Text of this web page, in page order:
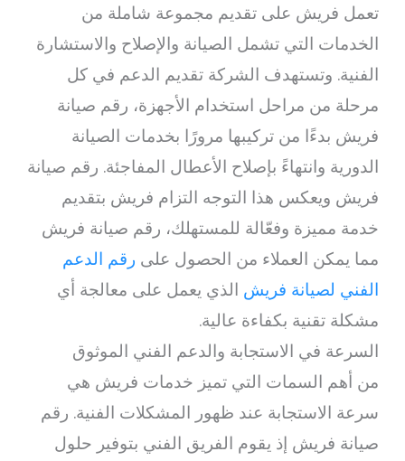
تعمل فريش على تقديم مجموعة شاملة من
الخدمات التي تشمل الصيانة والإصلاح والاستشارة
الفنية. وتستهدف الشركة تقديم الدعم في كل
مرحلة من مراحل استخدام الأجهزة، رقم صيانة
فريش بدءًا من تركيبها مرورًا بخدمات الصيانة
الدورية وانتهاءً بإصلاح الأعطال المفاجئة. رقم صيانة
فريش ويعكس هذا التوجه التزام فريش بتقديم
خدمة مميزة وفعّالة للمستهلك، رقم صيانة فريش
مما يمكن العملاء من الحصول على رقم الدعم
الفني لصيانة فريش الذي يعمل على معالجة أي
مشكلة تقنية بكفاءة عالية.
السرعة في الاستجابة والدعم الفني الموثوق
من أهم السمات التي تميز خدمات فريش هي
سرعة الاستجابة عند ظهور المشكلات الفنية. رقم
صيانة فريش إذ يقوم الفريق الفني بتوفير حلول